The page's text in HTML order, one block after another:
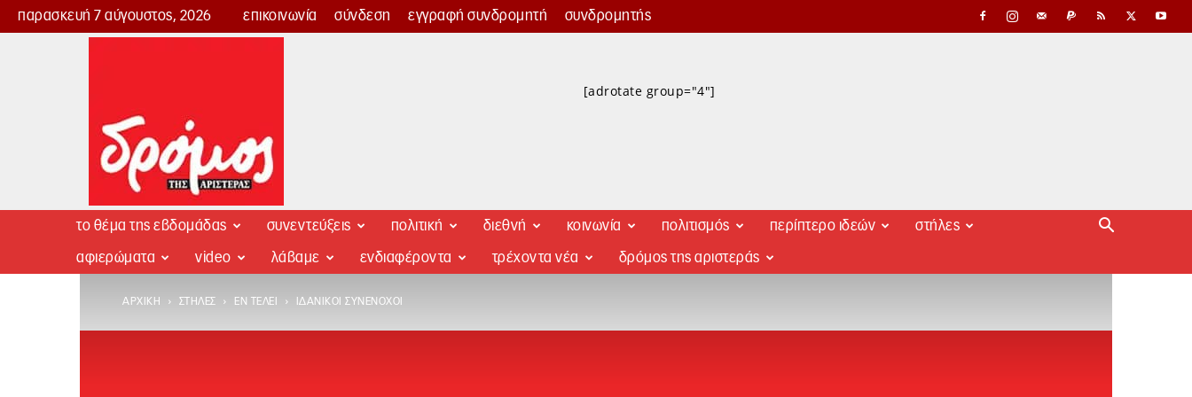
παρασκευή 7 αύγουστος, 2026 επικοινωνία σύνδεση εγγραφή συνδρομητή συνδρομητής
Δρόμος
[adrotate group="4"]
το θέμα της εβδομάδας συνεντεύξεις πολιτική διεθνή κοινωνία πολιτισμός περίπτερο ιδεών στήλες
αφιερώματα video λάβαμε ενδιαφέροντα τρέχοντα νέα δρόμος της αριστεράς
ΑΡΧΙΚΉ ΣΤΉΛΕΣ ΕΝ ΤΈΛΕΙ ΙΔΑΝΙΚΟΊ ΣΥΝΈΝΟΧΟΙ